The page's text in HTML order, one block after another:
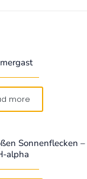
more
Sonnenflecken
alpha